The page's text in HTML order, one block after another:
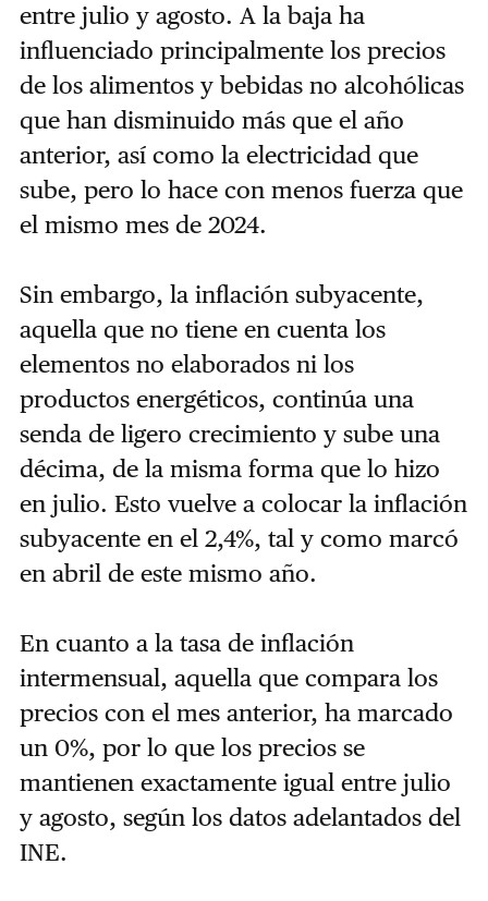
entre julio y agosto. A la baja ha
influenciado principalmente los precios
de los alimentos y bebidas no alcohólicas
que han disminuido más que el año
anterior, así como la electricidad que
sube, pero lo hace con menos fuerza que
el mismo mes de 2024.
Sin embargo, la inflación subyacente,
aquella que no tiene en cuenta los
elementos no elaborados ni los
productos energéticos, continúa una
senda de ligero crecimiento y sube una
décima, de la misma forma que lo hizo
en julio. Esto vuelve a colocar la inflación
subyacente en el 2,4%, tal y como marcó
en abril de este mismo año.
En cuanto a la tasa de inflación
intermensual, aquella que compara los
precios con el mes anterior, ha marcado
un 0%, por lo que los precios se
mantienen exactamente igual entre julio
y agosto, según los datos adelantados del
INE.